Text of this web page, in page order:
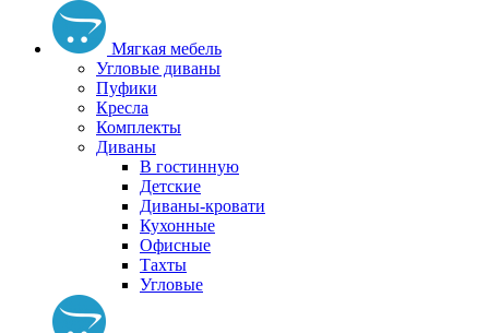
Мягкая мебель
Угловые диваны
Пуфики
Кресла
Комплекты
Диваны
В гостинную
Детские
Диваны-кровати
Кухонные
Офисные
Тахты
Угловые